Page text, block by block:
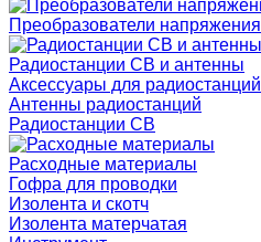
Преобразователи напряжения
Радиостанции CB и антенны
Аксессуары для радиостанций
Антенны радиостанций
Радиостанции CB
Расходные материалы
Гофра для проводки
Изолента и скотч
Изолента матерчатая